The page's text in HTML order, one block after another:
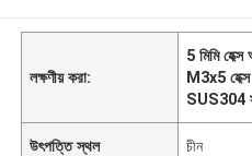
লক্ষণীয় করা:
5 মিমি হেক্স
M3x5 হেক্স
SUS304
উৎপত্তি স্থল চীন